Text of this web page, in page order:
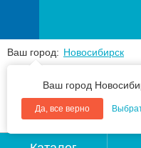
Ваш город: Новосибирск
Ваш город
Да, все верно
+7(383) 213 79 30